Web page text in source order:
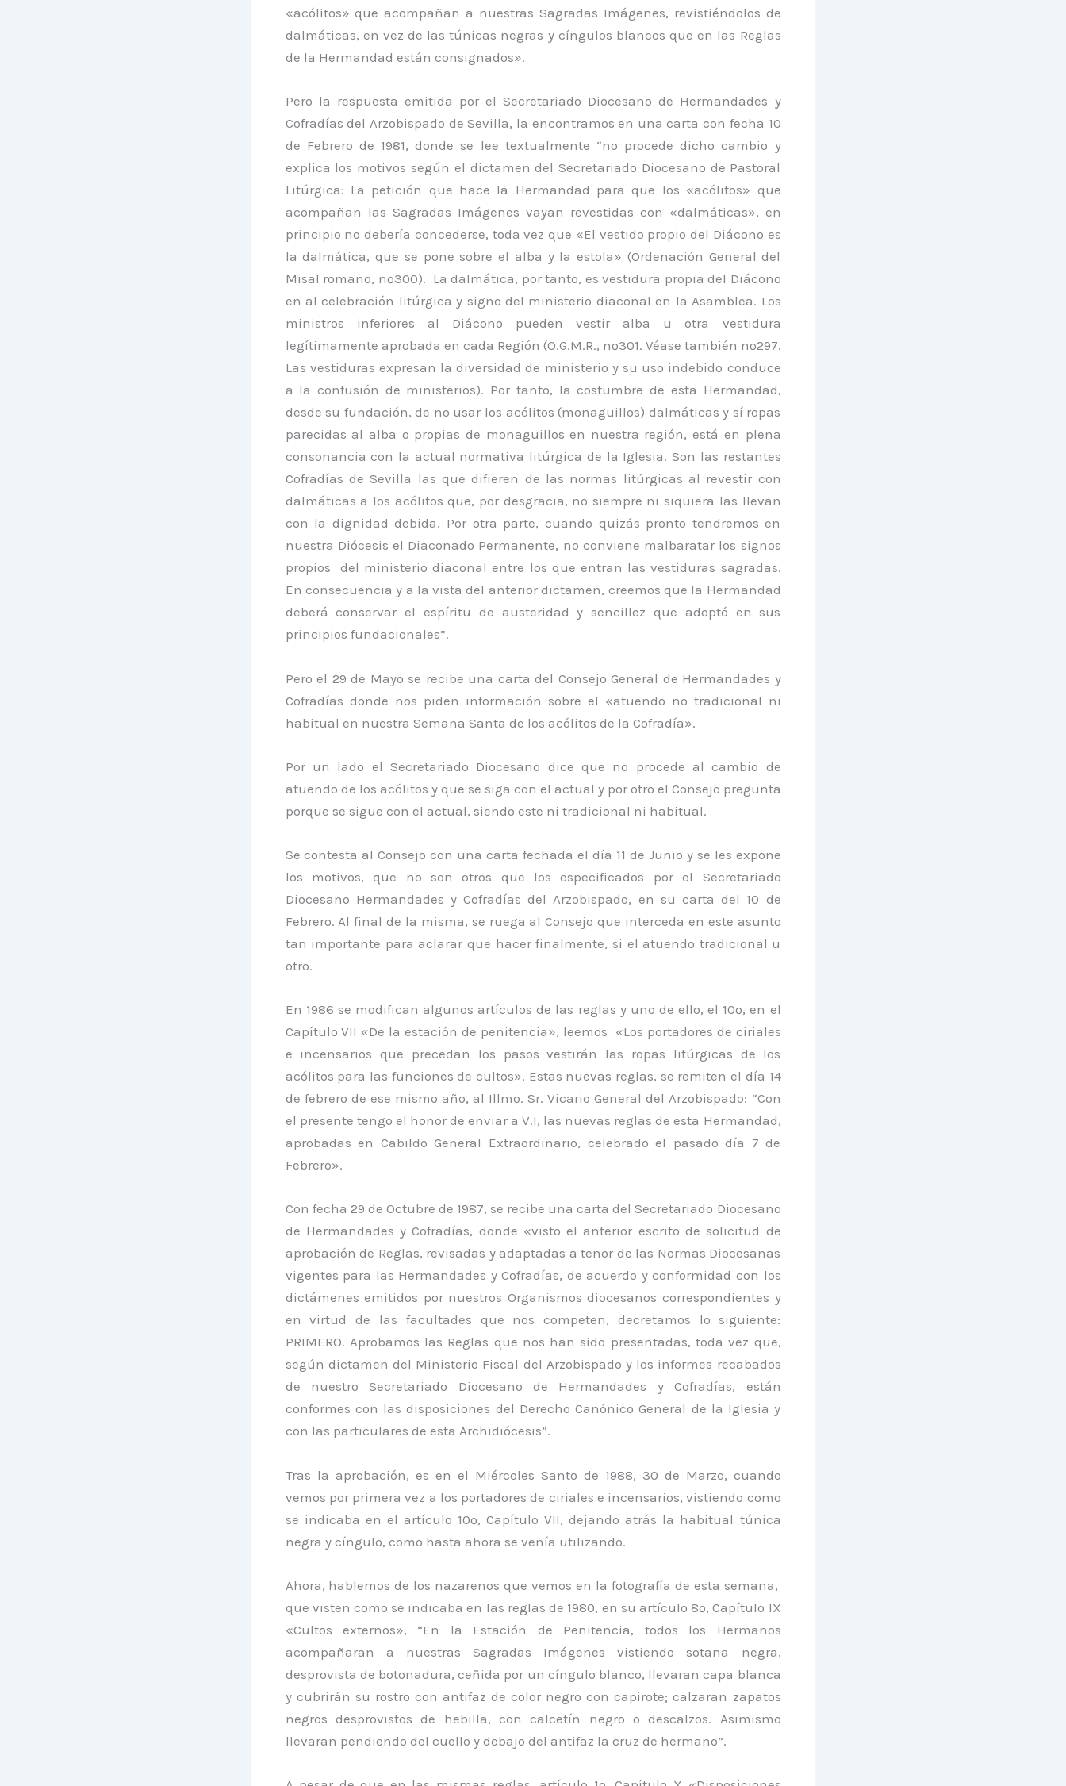
«acólitos» que acompañan a nuestras Sagradas Imágenes, revistiéndolos de
dalmáticas, en vez de las túnicas negras y cíngulos blancos que en las Reglas
de la Hermandad están consignados».
Pero la respuesta emitida por el Secretariado Diocesano de Hermandades y
Cofradías del Arzobispado de Sevilla, la encontramos en una carta con fecha 10
de Febrero de 1981, donde se lee textualmente “no procede dicho cambio y
explica los motivos según el dictamen del Secretariado Diocesano de Pastoral
Litúrgica: La petición que hace la Hermandad para que los «acólitos» que
acompañan las Sagradas Imágenes vayan revestidas con «dalmáticas», en
principio no debería concederse, toda vez que «El vestido propio del Diácono es
la dalmática, que se pone sobre el alba y la estola» (Ordenación General del
Misal romano, nº300). La dalmática, por tanto, es vestidura propia del Diácono
en al celebración litúrgica y signo del ministerio diaconal en la Asamblea. Los
ministros inferiores al Diácono pueden vestir alba u otra vestidura
legítimamente aprobada en cada Región (O.G.M.R., nº301. Véase también nº297.
Las vestiduras expresan la diversidad de ministerio y su uso indebido conduce
a la confusión de ministerios). Por tanto, la costumbre de esta Hermandad,
desde su fundación, de no usar los acólitos (monaguillos) dalmáticas y sí ropas
parecidas al alba o propias de monaguillos en nuestra región, está en plena
consonancia con la actual normativa litúrgica de la Iglesia. Son las restantes
Cofradías de Sevilla las que difieren de las normas litúrgicas al revestir con
dalmáticas a los acólitos que, por desgracia, no siempre ni siquiera las llevan
con la dignidad debida. Por otra parte, cuando quizás pronto tendremos en
nuestra Diócesis el Diaconado Permanente, no conviene malbaratar los signos
propios del ministerio diaconal entre los que entran las vestiduras sagradas.
En consecuencia y a la vista del anterior dictamen, creemos que la Hermandad
deberá conservar el espíritu de austeridad y sencillez que adoptó en sus
principios fundacionales”.
Pero el 29 de Mayo se recibe una carta del Consejo General de Hermandades y
Cofradías donde nos piden información sobre el «atuendo no tradicional ni
habitual en nuestra Semana Santa de los acólitos de la Cofradía».
Por un lado el Secretariado Diocesano dice que no procede al cambio de
atuendo de los acólitos y que se siga con el actual y por otro el Consejo pregunta
porque se sigue con el actual, siendo este ni tradicional ni habitual.
Se contesta al Consejo con una carta fechada el día 11 de Junio y se les expone
los motivos, que no son otros que los especificados por el Secretariado
Diocesano Hermandades y Cofradías del Arzobispado, en su carta del 10 de
Febrero. Al final de la misma, se ruega al Consejo que interceda en este asunto
tan importante para aclarar que hacer finalmente, si el atuendo tradicional u
otro.
En 1986 se modifican algunos artículos de las reglas y uno de ello, el 10º, en el
Capítulo VII «De la estación de penitencia», leemos «Los portadores de ciriales
e incensarios que precedan los pasos vestirán las ropas litúrgicas de los
acólitos para las funciones de cultos». Estas nuevas reglas, se remiten el día 14
de febrero de ese mismo año, al Illmo. Sr. Vicario General del Arzobispado: “Con
el presente tengo el honor de enviar a V.I, las nuevas reglas de esta Hermandad,
aprobadas en Cabildo General Extraordinario, celebrado el pasado día 7 de
Febrero».
Con fecha 29 de Octubre de 1987, se recibe una carta del Secretariado Diocesano
de Hermandades y Cofradías, donde «visto el anterior escrito de solicitud de
aprobación de Reglas, revisadas y adaptadas a tenor de las Normas Diocesanas
vigentes para las Hermandades y Cofradías, de acuerdo y conformidad con los
dictámenes emitidos por nuestros Organismos diocesanos correspondientes y
en virtud de las facultades que nos competen, decretamos lo siguiente:
PRIMERO. Aprobamos las Reglas que nos han sido presentadas, toda vez que,
según dictamen del Ministerio Fiscal del Arzobispado y los informes recabados
de nuestro Secretariado Diocesano de Hermandades y Cofradías, están
conformes con las disposiciones del Derecho Canónico General de la Iglesia y
con las particulares de esta Archidiócesis”.
Tras la aprobación, es en el Miércoles Santo de 1988, 30 de Marzo, cuando
vemos por primera vez a los portadores de ciriales e incensarios, vistiendo como
se indicaba en el artículo 10º, Capítulo VII, dejando atrás la habitual túnica
negra y cíngulo, como hasta ahora se venía utilizando.
Ahora, hablemos de los nazarenos que vemos en la fotografía de esta semana,
que visten como se indicaba en las reglas de 1980, en su artículo 8º, Capítulo IX
«Cultos externos», “En la Estación de Penitencia, todos los Hermanos
acompañaran a nuestras Sagradas Imágenes vistiendo sotana negra,
desprovista de botonadura, ceñida por un cíngulo blanco, llevaran capa blanca
y cubrirán su rostro con antifaz de color negro con capirote; calzaran zapatos
negros desprovistos de hebilla, con calcetín negro o descalzos. Asimismo
llevaran pendiendo del cuello y debajo del antifaz la cruz de hermano”.